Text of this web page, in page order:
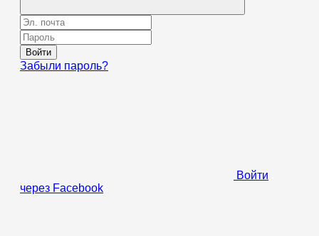
Войти
Забыли пароль?
Войти
через Facebook